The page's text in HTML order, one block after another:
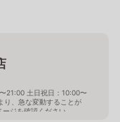
21:00 土日祝日：10:00〜
り、急な変動することが
ージを確認ください